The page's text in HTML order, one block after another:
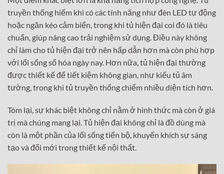
truyền thống hiếm khi có các tính năng như đèn LED tự động
hoặc ngăn kéo cảm biến, trong khi tủ hiện đại coi đó là tiêu
chuẩn, giúp nâng cao trải nghiệm sử dụng. Điều này không
chỉ làm cho tủ hiện đại trở nên hấp dẫn hơn mà còn phù hợp
với lối sống số hóa ngày nay. Hơn nữa, tủ hiện đại thường
được thiết kế để tiết kiệm không gian, như kiểu tủ âm
tường, trong khi tủ truyền thống chiếm nhiều diện tích hơn.
Tóm lại, sự khác biệt không chỉ nằm ở hình thức mà còn ở giá
trị mà chúng mang lại. Tủ hiện đại không chỉ là đồ dùng mà
còn là một phần của lối sống tiến bộ, khuyến khích sự sáng
tạo và đổi mới trong thiết kế nội thất.